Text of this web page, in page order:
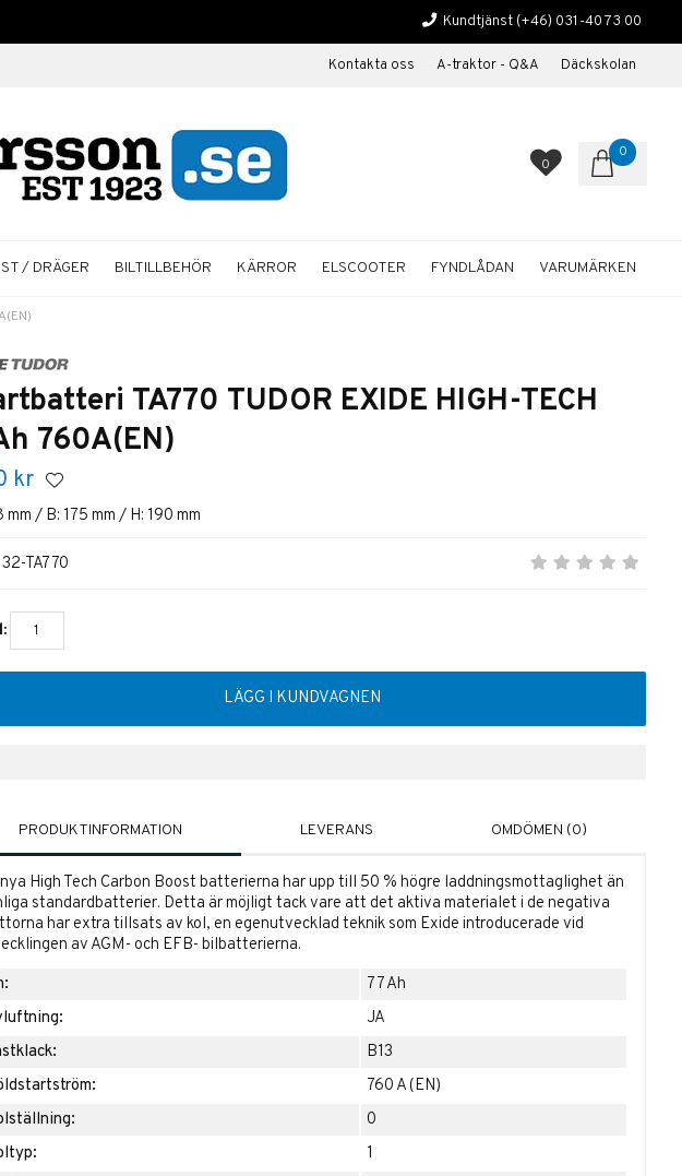
Kundtjänst (+46) 031-40 73 00
Kontakta oss A-traktor - Q&A Däckskolan
0
0
/ DRÄGER BILTILLBEHÖR KÄRROR ELSCOOTER FYNDLÅDAN VARUMÄRKEN
TA770 TUDOR EXIDE HIGH-TECH
760A(EN)
kr
mm / B: 175 mm / H: 190 mm
32-TA770
LÄGG I KUNDVAGNEN
PRODUKTINFORMATION
High Tech Carbon Boost batterierna har upp till 50 % högre laddningsmottaglighet än
standardbatterier. Detta är möjligt tack vare att det aktiva materialet i de negativa
har extra tillsats av kol, en egenutvecklad teknik som Exide introducerade vid
av AGM- och EFB- bilbatterierna.
77 Ah
JA
B13
760 A (EN)
0
1
LEVERANS OMDÖMEN (0)